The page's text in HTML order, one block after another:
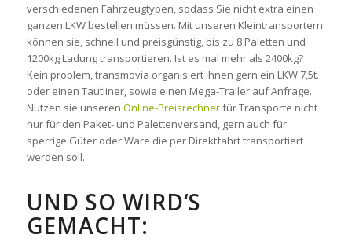
verschiedenen Fahrzeugtypen, sodass Sie nicht extra einen
ganzen LKW bestellen müssen. Mit unseren Kleintransportern
können sie, schnell und preisgünstig, bis zu 8 Paletten und
1200kg Ladung transportieren. Ist es mal mehr als 2400kg?
Kein problem, transmovia organisiert ihnen gern ein LKW 7,5t.
oder einen Tautliner, sowie einen Mega-Trailer auf Anfrage.
Nutzen sie unseren Online-Preisrechnerfür Transporte nicht
nur für den Paket- und Palettenversand, gern auch für
sperrige Güter oder Ware die per Direktfahrt transportiert
werden soll.
UND SO WIRD‘S
GEMACHT: